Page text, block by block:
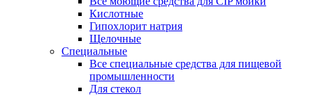
Кислотные
Гипохлорит натрия
Щелочные
Специальные
Все специальные средства для пищевой
промышленности
Для стекол